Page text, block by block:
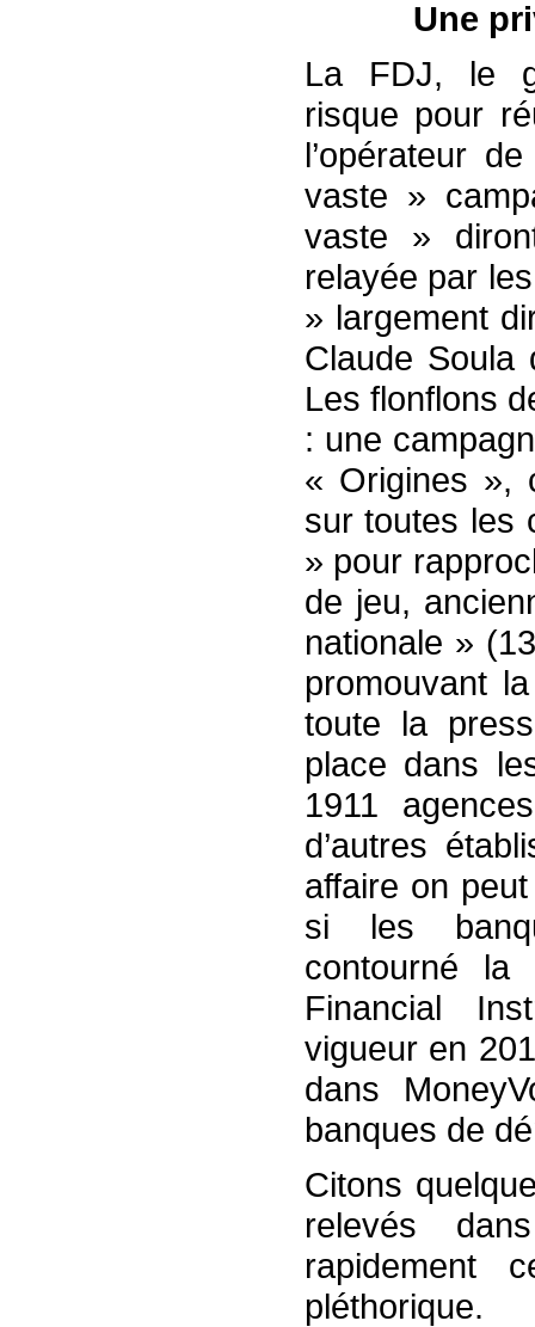
Une
La FDJ, le
risque pour
l’opérateur
vaste »
vaste »
relayée par
» largement
Claude
Les flonflons
: une
« Origines »,
sur toutes les
» pour
de jeu,
nationale »
promouvant
toute la
place dans
1911
d’autres
affaire on peut
si les
contourné
Financial
vigueur en
dans
banques de
Citons
relevés
rapidement
pléthorique.